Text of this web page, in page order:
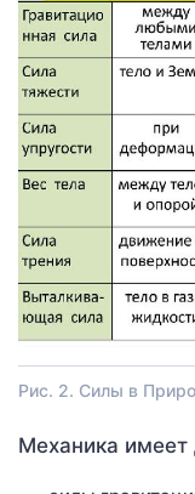
Рис. 2. Силы в
Механика имеет